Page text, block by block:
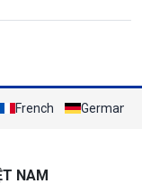
French German
NAM